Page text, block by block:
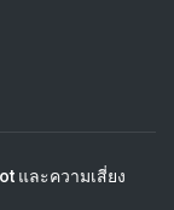
และความเสี่ยง